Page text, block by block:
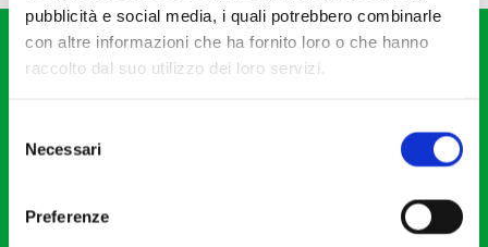
pubblicità e social media, i quali potrebbero combinarle
con altre informazioni che ha fornito loro o che hanno
raccolto dal suo utilizzo dei loro servizi.
delNecessari
Preferenze
20121 Milano